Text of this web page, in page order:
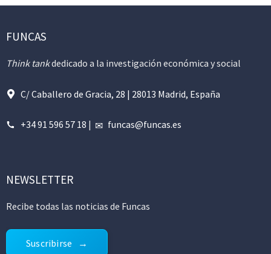
FUNCAS
Think tankdedicado a la investigación económica y social
C/ Caballero de Gracia, 28 | 28013 Madrid, España
+34 91 596 57 18 | funcas@funcas.es
NEWSLETTER
Recibe todas las noticias de Funcas
Suscribirse